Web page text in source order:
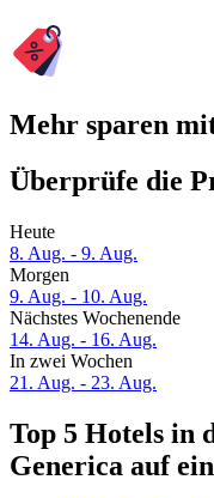
Mehr sparen
Überprüfe die
Heute
8. Aug. - 9. Aug.
Morgen
9. Aug. - 10. Aug.
Nächstes Wochenende
14. Aug. - 16. Aug.
In zwei Wochen
21. Aug. - 23. Aug.
Top 5 Hotels in
Generica auf